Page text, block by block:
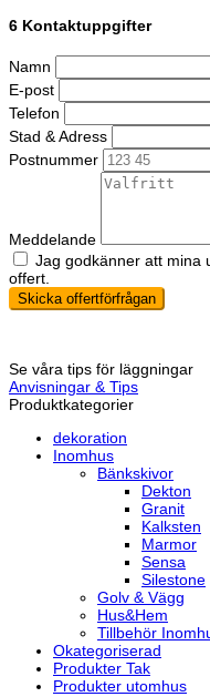
6 Kontaktuppgifter
Namn
E-post
Telefon
Stad & Adress
Postnummer
Meddelande
Jag godkänner att mina
offert.
Skicka offertförfrågan
Se våra tips för läggningar
Anvisningar & Tips
Produktkategorier
dekoration
Inomhus
Bänkskivor
Dekton
Granit
Kalksten
Marmor
Sensa
Silestone
Golv & Vägg
Hus&Hem
Tillbehör
Okategoriserad
Produkter Tak
Produkter utomhus